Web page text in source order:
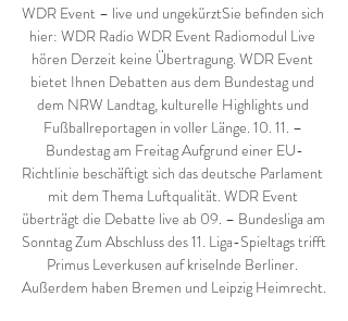
WDR Event – live und ungekürztSie befinden sich
hier: WDR Radio WDR Event Radiomodul Live
hören Derzeit keine Übertragung. WDR Event
bietet Ihnen Debatten aus dem Bundestag und
dem NRW Landtag, kulturelle Highlights und
Fußballreportagen in voller Länge. 10. 11. –
Bundestag am Freitag Aufgrund einer EU-
Richtlinie beschäftigt sich das deutsche Parlament
mit dem Thema Luftqualität. WDR Event
überträgt die Debatte live ab 09. – Bundesliga am
Sonntag Zum Abschluss des 11. Liga-Spieltags trifft
Primus Leverkusen auf kriselnde Berliner.
Außerdem haben Bremen und Leipzig Heimrecht.